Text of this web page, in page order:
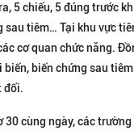
5 chiếu, 5 đúng trước
sau tiêm… Tại khu vực
cơ quan chức năng.
biến, biến chứng sau
đối.
30 cùng ngày, các